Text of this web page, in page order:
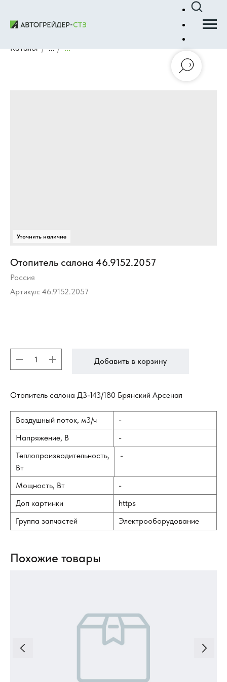
Каталог / ... / ...
Отопитель салона 46.9152.2057
Россия
Артикул: 46.9152.2057
Добавить в корзину
Отопитель салона ДЗ-143/180 Брянский Арсенал
Воздушный поток, м3/ч
-
Напряжение, В
-
Теплопроизводительность,
Вт
-
Мощность, Вт
-
Доп картинки
https
Группа запчастей
Электрооборудование
Похожие товары